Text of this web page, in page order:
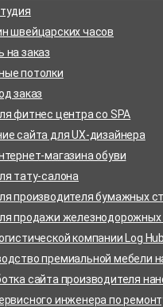
швейцарских часов
на заказ
потолки
заказ
фитнес центра со SPA
сайта для UX-дизайнера
магазина обуви
тату-салона
производителя бумажных
продажи железнодорожных
компании Log Hub
премиальной мебели
сайта производителя
инженера по